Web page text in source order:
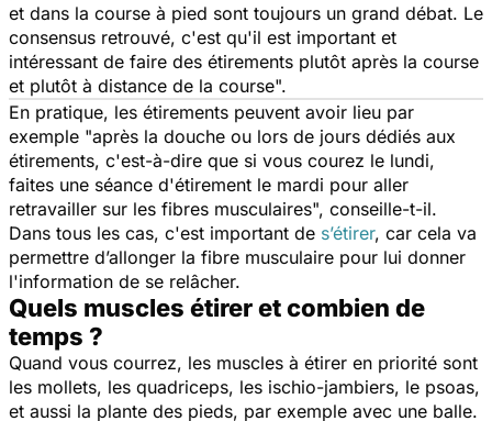
et dans la course à pied sont toujours un grand débat. Le
consensus retrouvé, c'est qu'il est important et
intéressant de faire des étirements plutôt après la course
et plutôt à distance de la course".
En pratique, les étirements peuvent avoir lieu par
exemple "après la douche ou lors de jours dédiés aux
étirements, c'est-à-dire que si vous courez le lundi,
faites une séance d'étirement le mardi pour aller
retravailler sur les fibres musculaires", conseille-t-il.
Dans tous les cas, c'est important de s’étirer, car cela va
permettre d’allonger la fibre musculaire pour lui donner
l'information de se relâcher.
Quels muscles étirer et combien de
temps ?
Quand vous courrez, les muscles à étirer en priorité sont
les mollets, les quadriceps, les ischio-jambiers, le psoas,
et aussi la plante des pieds, par exemple avec une balle.